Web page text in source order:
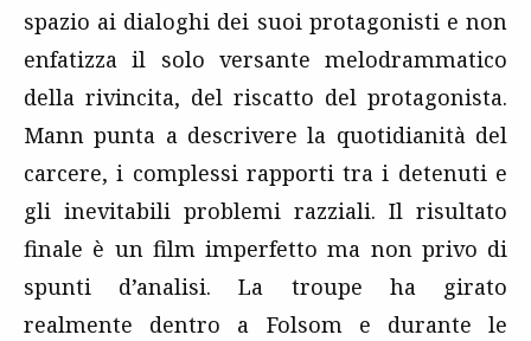
spazio ai dialoghi dei suoi protagonisti e non
enfatizza il solo versante melodrammatico
della rivincita, del riscatto del protagonista.
Mann punta a descrivere la quotidianità del
carcere, i complessi rapporti tra i detenuti e
gli inevitabili problemi razziali. Il risultato
finale è un film imperfetto ma non privo di
spunti d’analisi. La troupe ha girato
realmente dentro a Folsom e durante le